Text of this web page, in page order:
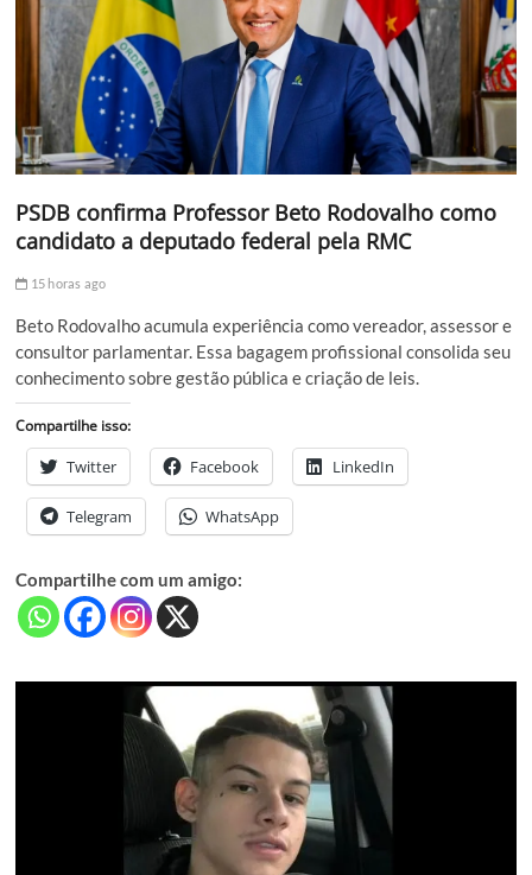
PSDB confirma Professor Beto Rodovalho como
candidato a deputado federal pela RMC
15 horas ago
Beto Rodovalho acumula experiência como vereador, assessor e
consultor parlamentar. Essa bagagem profissional consolida seu
conhecimento sobre gestão pública e criação de leis.
Compartilhe isso:
Twitter Facebook LinkedIn
Telegram WhatsApp
Compartilhe com um amigo: